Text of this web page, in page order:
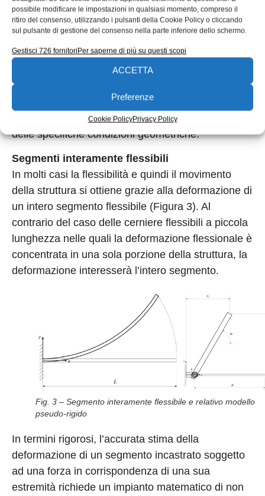
possibile modificare le impostazioni in qualsiasi momento, compreso il
ritiro del consenso, utilizzando i pulsanti della Cookie Policy o cliccando
sul pulsante di gestione del consenso nella parte inferiore dello schermo.
Gestisci 726 fornitoriPer saperne di più su questi scopi
ACCETTA
Preferenze
Cookie PolicyPrivacy Policy
massima σmaxpotrà calcolarsi come:
dove:
è il modulo di resistenza a flessione;
k
dovuto alla brusca variazione di dimensioni della
sezione resistente che andrà calcolato in funzione
delle specifiche condizioni geometriche.
Segmenti interamente flessibili
In molti casi la flessibilità e quindi il movimento
della struttura si ottiene grazie alla deformazione di
un intero segmento flessibile (Figura 3). Al
contrario del caso delle cerniere flessibili a piccola
lunghezza nelle quali la deformazione flessionale è
concentrata in una sola porzione della struttura, la
deformazione interesserà l’intero segmento.
Fig. 3 – Segmento interamente flessibile e relativo modello
pseudo-rigido
In termini rigorosi, l’accurata stima della
deformazione di un segmento incastrato soggetto
ad una forza in corrispondenza di una sua
estremità richiede un impianto matematico di non